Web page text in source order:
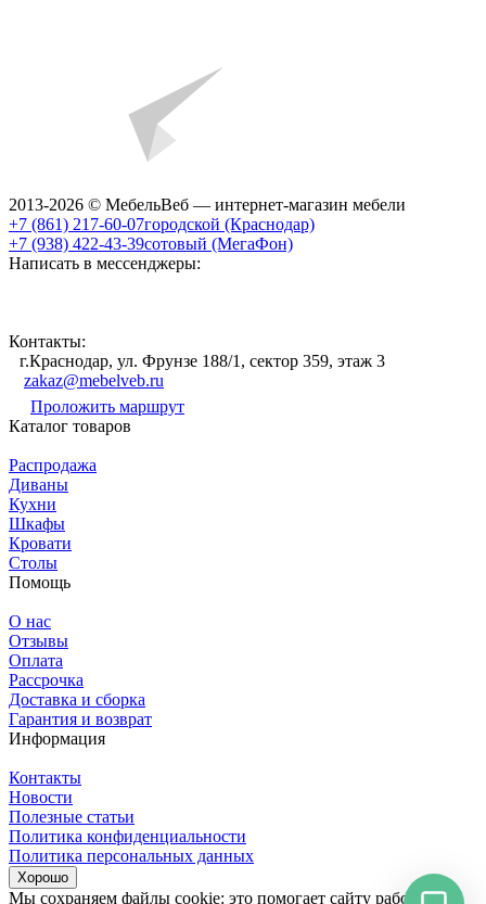
2013-2026 © МебельВеб — интернет-магазин мебели
+7 (861) 217-60-07городской (Краснодар)
+7 (938) 422-43-39сотовый (МегаФон)
Написать в мессенджеры:
Контакты:
г.Краснодар, ул. Фрунзе 188/1, сектор 359, этаж 3
zakaz@mebelveb.ru
Проложить маршрут
Каталог товаров
Распродажа
Диваны
Кухни
Шкафы
Кровати
Столы
Помощь
О нас
Отзывы
Оплата
Рассрочка
Доставка и сборка
Гарантия и возврат
Информация
Контакты
Новости
Полезные статьи
Политика конфиденциальности
Политика персональных данных
Хорошо
Мы сохраняем файлы cookie: это помогает сайту работать